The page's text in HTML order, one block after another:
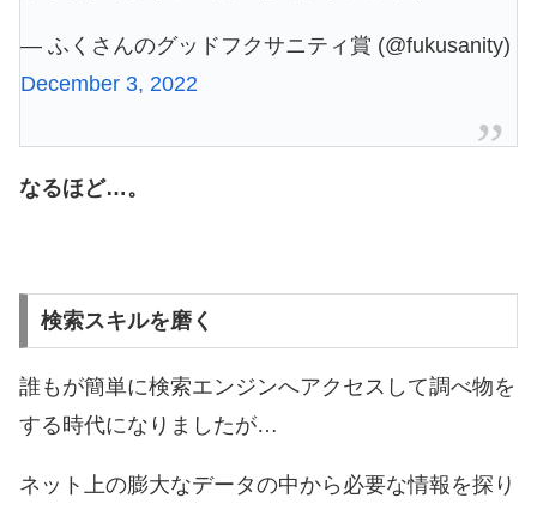
— ふくさんのグッドフクサニティ賞 (@fukusanity)
December 3, 2022
なるほど…。
検索スキルを磨く
誰もが簡単に検索エンジンへアクセスして調べ物を
する時代になりましたが…
ネット上の膨大なデータの中から必要な情報を探り